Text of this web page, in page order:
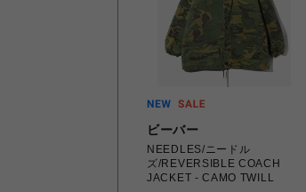
ビーバー
NEEDLES/ニードル
ズ/REVERSIBLE COACH
JACKET - CAMO TWILL